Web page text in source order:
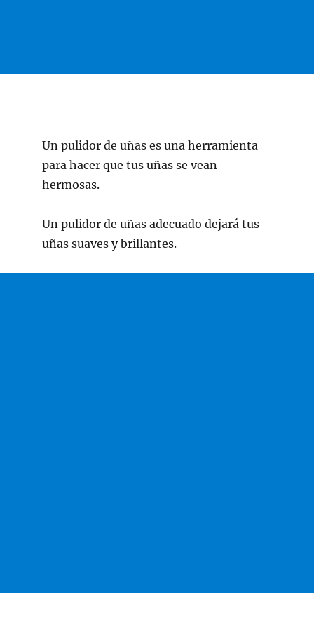
Un pulidor de uñas es una herramienta
para hacer que tus uñas se vean
hermosas.
Un pulidor de uñas adecuado dejará tus
uñas suaves y brillantes.